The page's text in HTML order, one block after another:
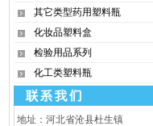
其它类型药用塑料瓶
化妆品塑料盒
检验用品系列
化工类塑料瓶
地址：河北省沧县杜生镇